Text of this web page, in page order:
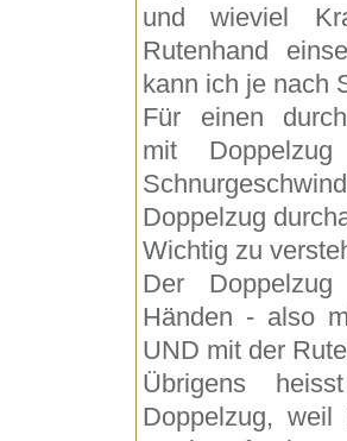
und wieviel
Rutenhand
kann ich je nach
Für einen
mit
Doppelzug
Wichtig zu
Der
Händen - also
UND mit der
Übrigens
Doppelzug,